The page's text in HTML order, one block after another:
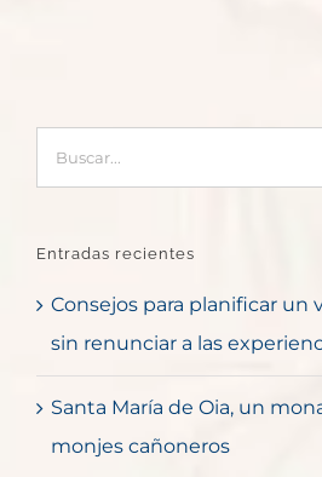
Entradas recientes
Consejos para planificar un
sin renunciar a las
Santa María de Oia, un
monjes cañoneros